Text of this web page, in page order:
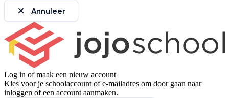
Annuleer
Log in of maak een nieuw account
Kies voor je schoolaccount of e-mailadres om door gaan naar
inloggen of een account aanmaken.